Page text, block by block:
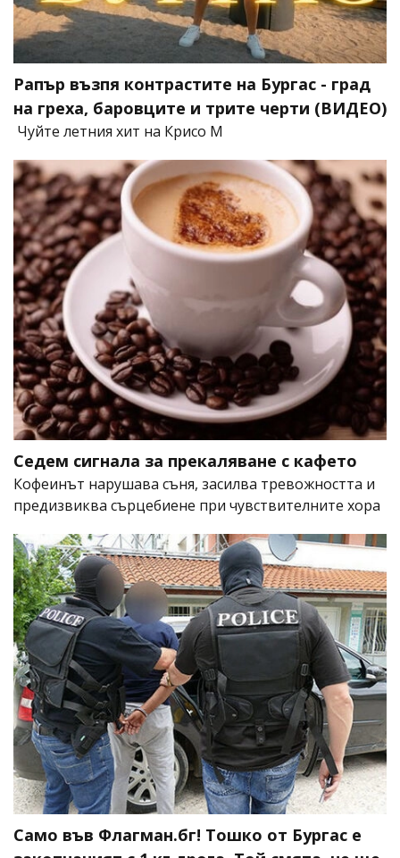
Рапър възпя контрастите на Бургас - град
на греха, баровците и трите черти (ВИДЕО)
Чуйте летния хит на Крисо М
Седем сигнала за прекаляване с кафето
Кофеинът нарушава съня, засилва тревожността и
предизвиква сърцебиене при чувствителните хора
Само във Флагман.бг! Тошко от Бургас е